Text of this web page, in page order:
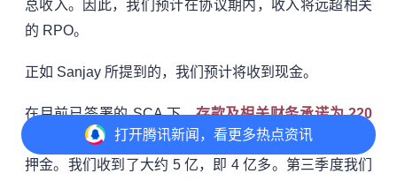
总收入。因此，我们预计在协议期内，收入将远超相关
的 RPO。
正如 Sanjay 所提到的，我们预计将收到现金。
在目前已签署的 SCA 下，存款及相关财务承诺为 220
亿美元。其中大约 180 亿为现金押金。我们将收到这些
押金。我们收到了大约 5 亿，即 4 亿多。第三季度我们
打开腾讯新闻，看更多热点资讯